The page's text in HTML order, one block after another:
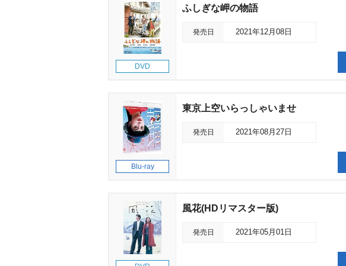
DVD
ふしぎな岬の物語
発売日 2021年12月08日
Blu-ray
東京上空いらっしゃいませ
発売日 2021年08月27日
風花(HDリマスター版)
発売日 2021年05月01日